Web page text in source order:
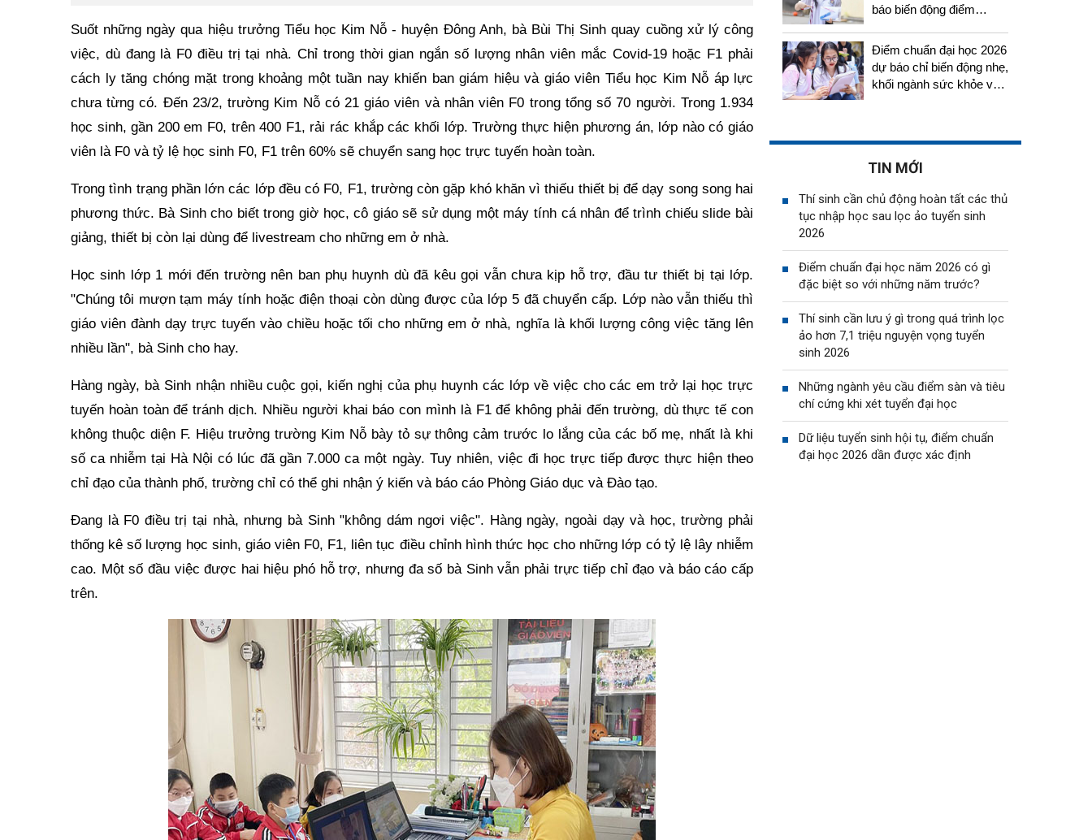
Suốt những ngày qua hiệu trưởng Tiểu học Kim Nỗ - huyện Đông Anh, bà Bùi Thị Sinh quay cuồng xử lý công
việc, dù đang là F0 điều trị tại nhà. Chỉ trong thời gian ngắn số lượng nhân viên mắc Covid-19 hoặc F1 phải
cách ly tăng chóng mặt trong khoảng một tuần nay khiến ban giám hiệu và giáo viên Tiểu học Kim Nỗ áp lực
chưa từng có. Đến 23/2, trường Kim Nỗ có 21 giáo viên và nhân viên F0 trong tổng số 70 người. Trong 1.934
học sinh, gần 200 em F0, trên 400 F1, rải rác khắp các khối lớp. Trường thực hiện phương án, lớp nào có giáo
viên là F0 và tỷ lệ học sinh F0, F1 trên 60% sẽ chuyển sang học trực tuyến hoàn toàn.
Trong tình trạng phần lớn các lớp đều có F0, F1, trường còn gặp khó khăn vì thiếu thiết bị để dạy song song hai
phương thức. Bà Sinh cho biết trong giờ học, cô giáo sẽ sử dụng một máy tính cá nhân để trình chiếu slide bài
giảng, thiết bị còn lại dùng để livestream cho những em ở nhà.
Học sinh lớp 1 mới đến trường nên ban phụ huynh dù đã kêu gọi vẫn chưa kịp hỗ trợ, đầu tư thiết bị tại lớp.
"Chúng tôi mượn tạm máy tính hoặc điện thoại còn dùng được của lớp 5 đã chuyển cấp. Lớp nào vẫn thiếu thì
giáo viên đành dạy trực tuyến vào chiều hoặc tối cho những em ở nhà, nghĩa là khối lượng công việc tăng lên
nhiều lần", bà Sinh cho hay.
Hàng ngày, bà Sinh nhận nhiều cuộc gọi, kiến nghị của phụ huynh các lớp về việc cho các em trở lại học trực
tuyến hoàn toàn để tránh dịch. Nhiều người khai báo con mình là F1 để không phải đến trường, dù thực tế con
không thuộc diện F. Hiệu trưởng trường Kim Nỗ bày tỏ sự thông cảm trước lo lắng của các bố mẹ, nhất là khi
số ca nhiễm tại Hà Nội có lúc đã gần 7.000 ca một ngày. Tuy nhiên, việc đi học trực tiếp được thực hiện theo
chỉ đạo của thành phố, trường chỉ có thể ghi nhận ý kiến và báo cáo Phòng Giáo dục và Đào tạo.
Đang là F0 điều trị tại nhà, nhưng bà Sinh "không dám ngơi việc". Hàng ngày, ngoài dạy và học, trường phải
thống kê số lượng học sinh, giáo viên F0, F1, liên tục điều chỉnh hình thức học cho những lớp có tỷ lệ lây nhiễm
cao. Một số đầu việc được hai hiệu phó hỗ trợ, nhưng đa số bà Sinh vẫn phải trực tiếp chỉ đạo và báo cáo cấp
trên.
báo biến động điểm
Điểm chuẩn đại học 2026
dự báo chỉ biến động nhẹ,
khối ngành sức khỏe vẫn
TIN MỚI
Thí sinh cần chủ động hoàn tất các thủ
tục nhập học sau lọc ảo tuyển sinh
2026
Điểm chuẩn đại học năm 2026 có gì
đặc biệt so với những năm trước?
Thí sinh cần lưu ý gì trong quá trình lọc
ảo hơn 7,1 triệu nguyện vọng tuyển
sinh 2026
Những ngành yêu cầu điểm sàn và tiêu
chí cứng khi xét tuyển đại học
Dữ liệu tuyển sinh hội tụ, điểm chuẩn
đại học 2026 dần được xác định